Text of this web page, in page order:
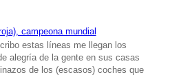
campeona mundial
estas líneas me llegan los
alegría de la gente en sus casas
de los (escasos) coches que